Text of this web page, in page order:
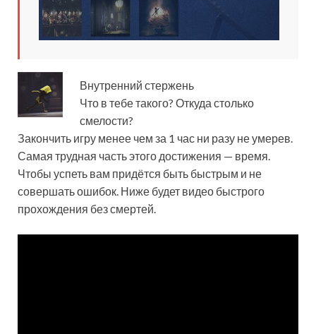
Внутренний стержень
Что в тебе такого? Откуда столько
смелости?
Закончить игру менее чем за 1 час ни разу не умерев.
Самая трудная часть этого достижения — время.
Чтобы успеть вам придётся быть быстрым и не
совершать ошибок. Ниже будет видео быстрого
прохождения без смертей.